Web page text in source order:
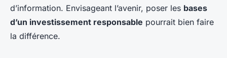
d’information. Envisageant l’avenir, poser les bases
d’un investissement responsable pourrait bien faire
la différence.